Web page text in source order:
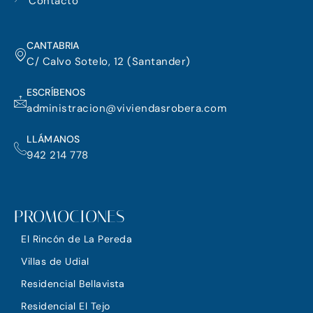
CANTABRIA
C/ Calvo Sotelo, 12 (Santander)
ESCRÍBENOS
administracion@viviendasrobera.com
LLÁMANOS
942 214 778
PROMOCIONES
El Rincón de La Pereda
Villas de Udial
Residencial Bellavista
Residencial El Tejo